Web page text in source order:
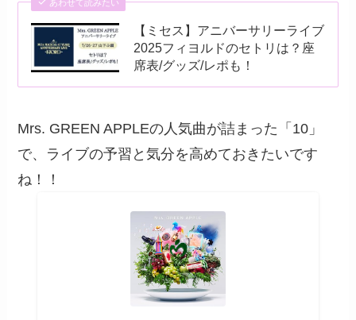
あわせて読みたい
【ミセス】アニバーサリーライブ
2025フィヨルドのセトリは？座
席表/グッズ/レポも！
Mrs. GREEN APPLEの人気曲が詰まった「10」
で、ライブの予習と気分を高めておきたいです
ね！！